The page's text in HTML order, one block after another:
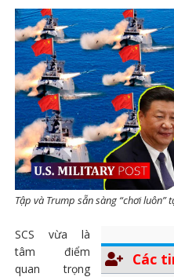
Tập và Trump sẵn sàng “chơi luôn”
Các
SCS vừa là
tâm điểm
quan trọng